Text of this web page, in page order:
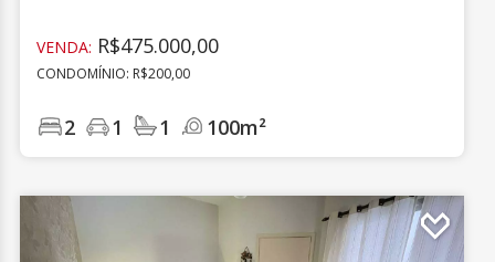
VENDA: R$475.000,00
CONDOMÍNIO: R$200,00
2 1 1 100m²